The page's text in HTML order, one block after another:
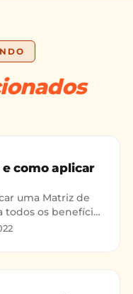
e como aplicar
uma Matriz de
todos os benefícios
te auxiliar na